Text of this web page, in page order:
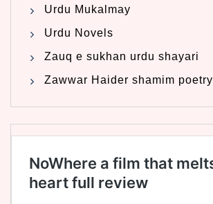
Urdu Mukalmay
Urdu Novels
Zauq e sukhan urdu shayari
Zawwar Haider shamim poetry